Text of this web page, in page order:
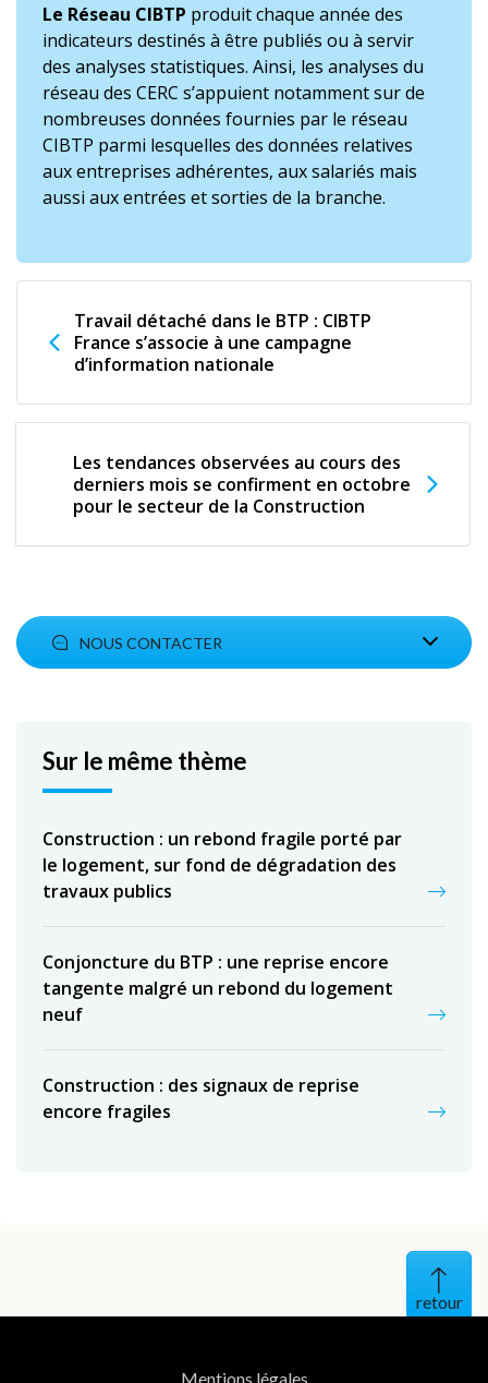
Le Réseau CIBTP produit chaque année des
indicateurs destinés à être publiés ou à servir
des analyses statistiques. Ainsi, les analyses du
réseau des CERC s’appuient notamment sur de
nombreuses données fournies par le réseau
CIBTP parmi lesquelles des données relatives
aux entreprises adhérentes, aux salariés mais
aussi aux entrées et sorties de la branche.
Travail détaché dans le BTP : CIBTP
France s’associe à une campagne
d’information nationale
Les tendances observées au cours des
derniers mois se confirment en octobre
pour le secteur de la Construction
NOUS CONTACTER
Sur le même thème
Construction : un rebond fragile porté par
le logement, sur fond de dégradation des
travaux publics
Conjoncture du BTP : une reprise encore
tangente malgré un rebond du logement
neuf
Construction : des signaux de reprise
encore fragiles
Haut
Mentions légales